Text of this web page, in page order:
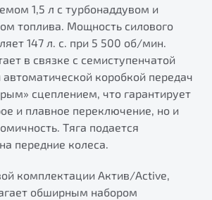
1,5 л с турбонаддувом и
топлива. Мощность силового
147 л. с. при 5 500 об/мин.
в связке с семиступенчатой
автоматической коробкой передач
сцеплением, что гарантирует
и плавное переключение, но и
Тяга подается
передние колеса.
комплектации Актив/Active,
обширным набором